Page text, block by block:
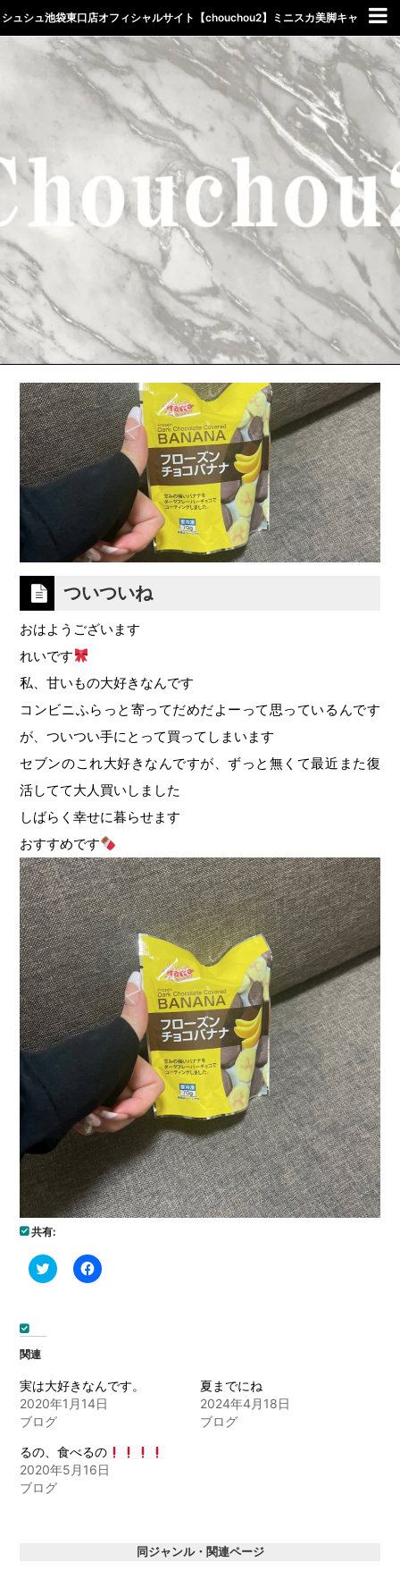
シュシュ池袋東口店オフィシャルサイト【chouchou2】ミニスカ美脚キャ
バクラしゅしゅ東
ついついね
おはようございます
れいです
私、甘いもの大好きなんです
コンビニふらっと寄ってだめだよーって思っているんです
が、ついつい手にとって買ってしまいます
セブンのこれ大好きなんですが、ずっと無くて最近また復
活してて大人買いしました
しばらく幸せに暮らせます
おすすめです
共有:
ク
リ
(新
し
い
ウ
ィ
ド
ウ
で
開
Facebook
で
ッ
ク
し
さ
い
(新
関連
実は大好きなんです。
2020年1月14日
ブログ
夏までにね
2024年4月18日
ブログ
るの、食べるの
2020年5月16日
ブログ
同ジャンル・関連ページ